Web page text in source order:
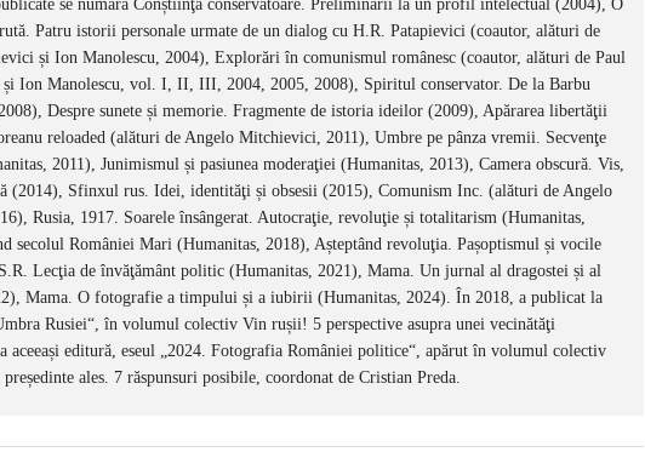
se numără Conștiinţa conservatoare. Preliminarii la un profil intelectual (2004), O
Patru istorii personale urmate de un dialog cu H.R. Patapievici (coautor, alături de
și Ion Manolescu, 2004), Explorări în comunismul românesc (coautor, alături de Paul
Ion Manolescu, vol. I, II, III, 2004, 2005, 2008), Spiritul conservator. De la Barbu
Despre sunete și memorie. Fragmente de istoria ideilor (2009), Apărarea libertăţii
reloaded (alături de Angelo Mitchievici, 2011), Umbre pe pânza vremii. Secvenţe
2011), Junimismul și pasiunea moderaţiei (Humanitas, 2013), Camera obscură. Vis,
(2014), Sfinxul rus. Idei, identităţi și obsesii (2015), Comunism Inc. (alături de Angelo
Rusia, 1917. Soarele însângerat. Autocraţie, revoluţie și totalitarism (Humanitas,
secolul României Mari (Humanitas, 2018), Așteptând revoluţia. Pașoptismul și vocile
Lecţia de învăţământ politic (Humanitas, 2021), Mama. Un jurnal al dragostei și al
Mama. O fotografie a timpului și a iubirii (Humanitas, 2024). În 2018, a publicat la
Rusiei“, în volumul colectiv Vin rușii! 5 perspective asupra unei vecinătăţi
aceeași editură, eseul „2024. Fotografia României politice“, apărut în volumul colectiv
ales. 7 răspunsuri posibile, coordonat de Cristian Preda.